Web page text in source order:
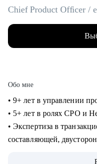
Chief Product Officer /
Обо мне
• 9+ лет в управлении
• 5+ лет в ролях CPO и
• Экспертиза в
составляющей,